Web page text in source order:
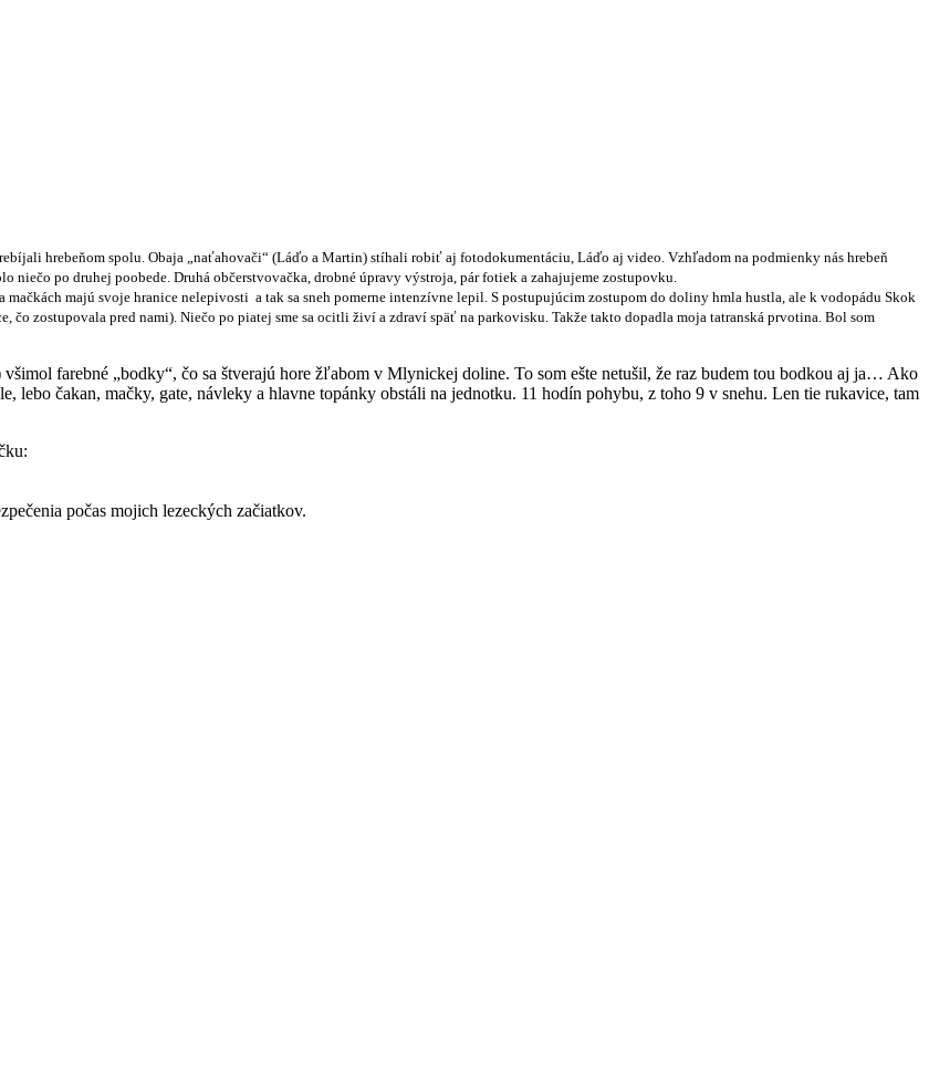
hrebeňom spolu. Obaja „naťahovači“ (Láďo a Martin) stíhali robiť aj fotodokumentáciu, Láďo aj video. Vzhľadom na podmienky nás hrebeň
niečo po druhej poobede. Druhá občerstvovačka, drobné úpravy výstroja, pár fotiek a zahajujeme zostupovku.
majú svoje hranice nelepivosti a tak sa sneh pomerne intenzívne lepil. S postupujúcim zostupom do doliny hmla hustla, ale k vodopádu Skok
zostupovala pred nami). Niečo po piatej sme sa ocitli živí a zdraví späť na parkovisku. Takže takto dopadla moja tatranská prvotina. Bol som
farebné „bodky“, čo sa štverajú hore žľabom v Mlynickej doline. To som ešte netušil, že raz budem tou bodkou aj ja… Ako
lebo čakan, mačky, gate, návleky a hlavne topánky obstáli na jednotku. 11 hodín pohybu, z toho 9 v snehu. Len tie rukavice, tam
počas mojich lezeckých začiatkov.